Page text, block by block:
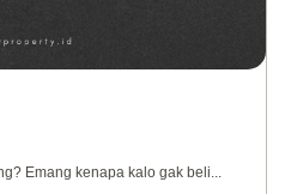
Emang kenapa kalo gak beli...